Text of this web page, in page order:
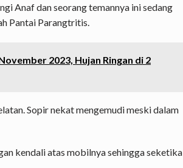
Anaf dan seorang temannya ini sedang
Pantai Parangtritis.
2023, Hujan Ringan di 2
Sopir nekat mengemudi meski dalam
kendali atas mobilnya sehingga seketika